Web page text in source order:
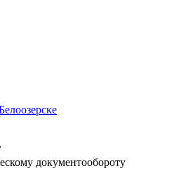
документообороту